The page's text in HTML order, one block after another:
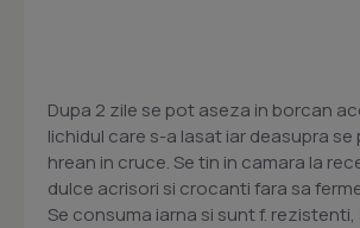
Dupa 2 zile se pot aseza in borcan
lichidul care s-a lasat iar deasupra se
hrean in cruce. Se tin in camara la
dulce acrisori si crocanti fara sa
Se consuma iarna si sunt f.